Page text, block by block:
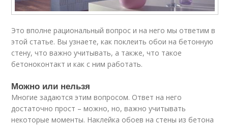
Это вполне рациональный вопрос и на него мы ответим в
этой статье. Вы узнаете, как поклеить обои на бетонную
стену, что важно учитывать, а также, что такое
бетоноконтакт и как с ним работать.
Можно или нельзя
Многие задаются этим вопросом. Ответ на него
достаточно прост – можно, но, важно учитывать
некоторые моменты. Наклейка обоев на стены из бетона